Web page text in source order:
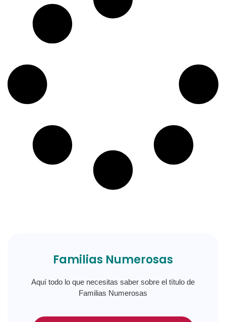
Familias Numerosas
Aquí todo lo que necesitas saber sobre el título de
Familias Numerosas